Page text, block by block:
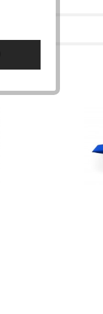
Position
Erscheinungsdatum